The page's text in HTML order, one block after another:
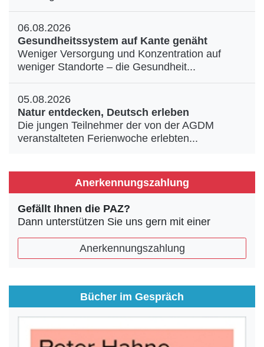
06.08.2026
Gesundheitssystem auf Kante genäht
Weniger Versorgung und Konzentration auf
weniger Standorte – die Gesundheit...
05.08.2026
Natur entdecken, Deutsch erleben
Die jungen Teilnehmer der von der AGDM
veranstalteten Ferienwoche erlebten...
Anerkennungszahlung
Gefällt Ihnen die PAZ?
Dann unterstützen Sie uns gern mit einer
Anerkennungszahlung
Bücher im Gespräch